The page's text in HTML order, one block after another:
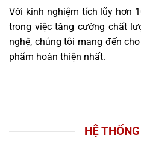
Với kinh nghiệm tích lũy hơn
trong việc tăng cường chất
nghệ, chúng tôi mang đến
phẩm hoàn thiện nhất.
HỆ